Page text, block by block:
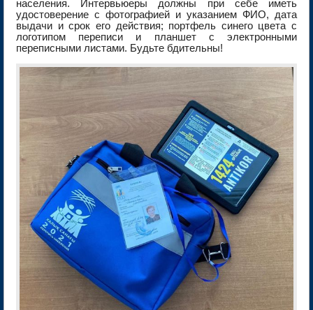
населения. Интервьюеры должны при себе иметь
удостоверение с фотографией и указанием ФИО, дата
выдачи и срок его действия; портфель синего цвета с
логотипом переписи и планшет с электронными
переписными листами. Будьте бдительны!